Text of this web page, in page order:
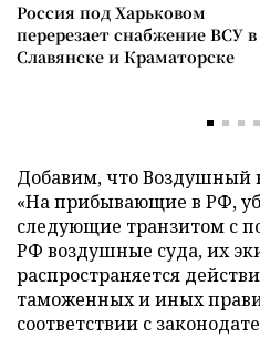
Россия под Харьковом
перерезает снабжение ВСУ в
Славянске и Краматорске
Добавим, что Воздушный
«На прибывающие в РФ,
следующие транзитом с
РФ воздушные суда, их
распространяется
таможенных и иных
соответствии с